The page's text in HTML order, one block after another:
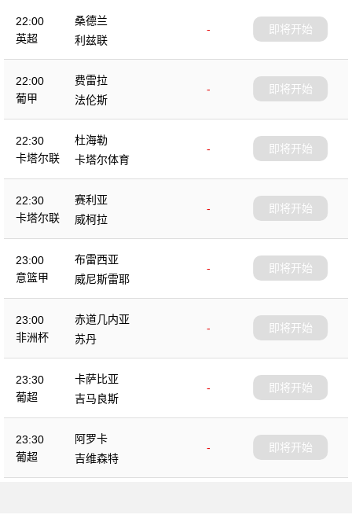
22:00
英超
桑德兰
-
利兹联
即将开始
22:00
葡甲
费雷拉
-
法伦斯
即将开始
22:30
卡塔尔联
杜海勒
-
卡塔尔体育
即将开始
22:30
卡塔尔联
赛利亚
-
威柯拉
即将开始
23:00
意篮甲
布雷西亚
-
威尼斯雷耶
即将开始
23:00
非洲杯
赤道几内亚
-
苏丹
即将开始
23:30
葡超
卡萨比亚
-
吉马良斯
即将开始
23:30
葡超
阿罗卡
-
吉维森特
即将开始